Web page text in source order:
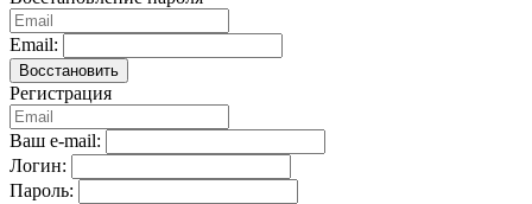
Email:
Восстановить
Регистрация
Ваш e-mail:
Логин:
Пароль: